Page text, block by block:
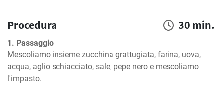
Procedura 30 min.
1. Passaggio
Mescoliamo insieme zucchina grattugiata, farina, uova,
acqua, aglio schiacciato, sale, pepe nero e mescoliamo
l'impasto.